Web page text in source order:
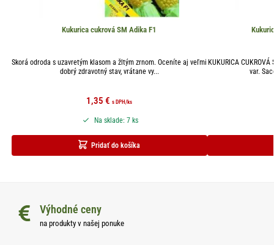
Kukurica cukrová SM Adika F1
Skorá odroda s uzavretým klasom a žltým zrnom. Oceníte aj veľmi
dobrý zdravotný stav, vrátane vy...
1,35€ s DPH/ks
Pridať do košíka
Na sklade: 7 ks
KUKURICA
var.
Výhodné ceny
na produkty v našej ponuke